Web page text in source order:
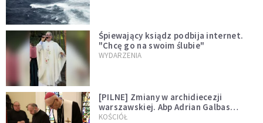
Śpiewający ksiądz podbija internet.
"Chcę go na swoim ślubie"
WYDARZENIA
[PILNE] Zmiany w archidiecezji
warszawskiej. Abp Adrian Galbas
wręczył dekrety nowym proboszczom
KOŚCIÓŁ